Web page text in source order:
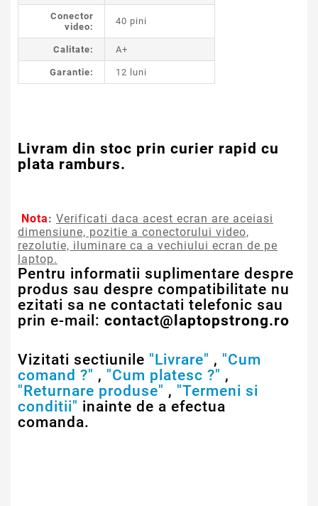
Conector
video:
40 pini
Calitate: A+
Garantie: 12 luni
Livram din stoc prin curier rapid cu
plata ramburs.
Nota: Verificati daca acest ecran are aceiasi
dimensiune, pozitie a conectorului video,
rezolutie, iluminare ca a vechiului ecran de pe
laptop.
Pentru informatii suplimentare despre
produs sau despre compatibilitate nu
ezitati sa ne contactati telefonic sau
prin e-mail: contact@laptopstrong.ro
Vizitati sectiunile "Livrare" , "Cum
comand ?" , "Cum platesc ?" ,
"Returnare produse" , "Termeni si
conditii" inainte de a efectua
comanda.